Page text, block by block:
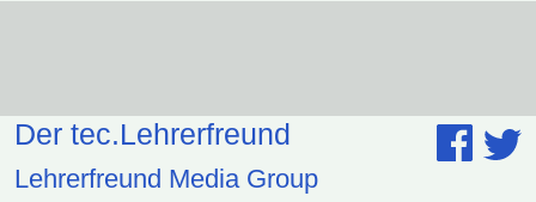
Der tec.Lehrerfreund
Lehrerfreund Media Group